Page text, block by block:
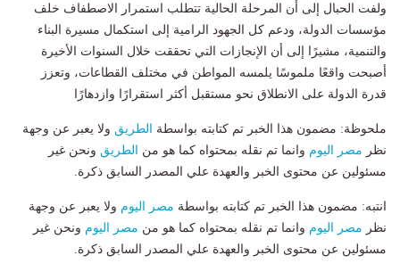
ولفت الحبال إلى أن المرحلة الحالية تتطلب استمرار الاصطفاف خلف
مؤسسات الدولة، ودعم كل الجهود الرامية إلى استكمال مسيرة البناء
والتنمية، مشيرًا إلى أن الإنجازات التي تحققت خلال السنوات الأخيرة
أصبحت واقعًا ملموسًا يلمسه المواطن في مختلف القطاعات، وتعزز
قدرة الدولة على الانطلاق نحو مستقبل أكثر استقرارًا وازدهارًا
ملحوظة: مضمون هذا الخبر تم كتابته بواسطة الطريق ولا يعبر عن وجهة
نظر مصر اليوم وانما تم نقله بمحتواه كما هو من الطريق ونحن غير
مسئولين عن محتوى الخبر والعهدة علي المصدر السابق ذكرة.
انتبه: مضمون هذا الخبر تم كتابته بواسطة مصر اليوم ولا يعبر عن وجهة
نظر مصر اليوم وانما تم نقله بمحتواه كما هو من مصر اليوم ونحن غير
مسئولين عن محتوى الخبر والعهدة علي المصدر السابق ذكرة.